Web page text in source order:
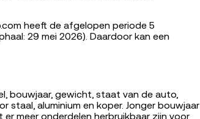
heeft de afgelopen periode 5
29 mei 2026). Daardoor kan een
bouwjaar, gewicht, staat van de auto,
staal, aluminium en koper. Jonger bouwjaar